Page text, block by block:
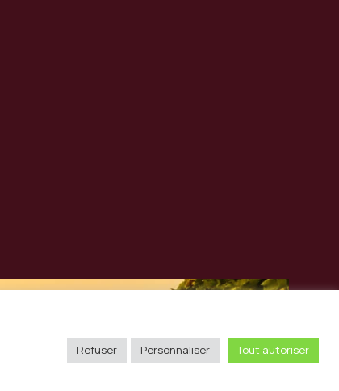
Refuser Personnaliser Tout autoriser